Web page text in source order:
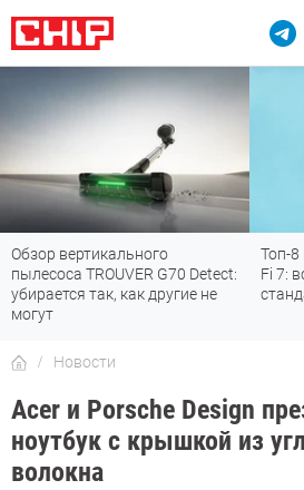
Обзор вертикального
пылесоса TROUVER G70 Detect:
убирается так, как другие не
могут
Топ-8
Fi 7:
Новости
Acer и Porsche Design
ноутбук с крышкой из
волокна